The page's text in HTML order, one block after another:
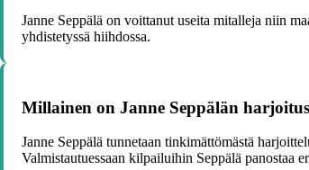
Janne Seppälä on voittanut useita mitalleja niin
yhdistetyssä hiihdossa.
Millainen on Janne Seppälän
Janne Seppälä tunnetaan tinkimättömästä
Valmistautuessaan kilpailuihin Seppälä panostaa